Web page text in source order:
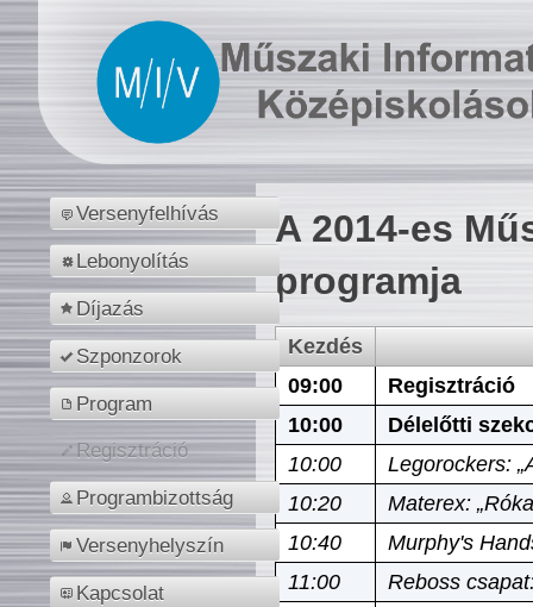
Versenyfelhívás
Lebonyolítás
Díjazás
Szponzorok
Program
Regisztráció
Programbizottság
Versenyhelyszín
Kapcsolat
A 2014-es
programja
Kezdés
09:00
Regisztráció
10:00
Délelőtti
10:00
Legorockers:
10:20
Materex:
10:40
Murphy's
11:00
Reboss